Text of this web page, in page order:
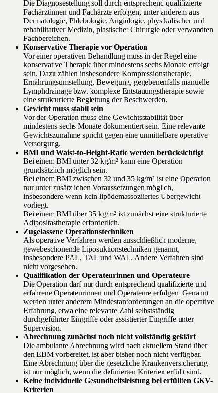
Die Diagnosestellung soll durch entsprechend qualifizierte
Fachärztinnen und Fachärzte erfolgen, unter anderem aus
Dermatologie, Phlebologie, Angiologie, physikalischer und
rehabilitativer Medizin, plastischer Chirurgie oder verwandten
Fachbereichen.
Konservative Therapie vor Operation
Vor einer operativen Behandlung muss in der Regel eine
konservative Therapie über mindestens sechs Monate erfolgt
sein. Dazu zählen insbesondere Kompressionstherapie,
Ernährungsumstellung, Bewegung, gegebenenfalls manuelle
Lymphdrainage bzw. komplexe Entstauungstherapie sowie
eine strukturierte Begleitung der Beschwerden.
Gewicht muss stabil sein
Vor der Operation muss eine Gewichtsstabilität über
mindestens sechs Monate dokumentiert sein. Eine relevante
Gewichtszunahme spricht gegen eine unmittelbare operative
Versorgung.
BMI und Waist-to-Height-Ratio werden berücksichtigt
Bei einem BMI unter 32 kg/m² kann eine Operation
grundsätzlich möglich sein.
Bei einem BMI zwischen 32 und 35 kg/m² ist eine Operation
nur unter zusätzlichen Voraussetzungen möglich,
insbesondere wenn kein lipödemassoziiertes Übergewicht
vorliegt.
Bei einem BMI über 35 kg/m² ist zunächst eine strukturierte
Adipositastherapie erforderlich.
Zugelassene Operationstechniken
Als operative Verfahren werden ausschließlich moderne,
gewebeschonende Liposuktionstechniken genannt,
insbesondere PAL, TAL und WAL. Andere Verfahren sind
nicht vorgesehen.
Qualifikation der Operateurinnen und Operateure
Die Operation darf nur durch entsprechend qualifizierte und
erfahrene Operateurinnen und Operateure erfolgen. Genannt
werden unter anderem Mindestanforderungen an die operative
Erfahrung, etwa eine relevante Zahl selbstständig
durchgeführter Eingriffe oder assistierter Eingriffe unter
Supervision.
Abrechnung zunächst noch nicht vollständig geklärt
Die ambulante Abrechnung wird nach aktuellem Stand über
den EBM vorbereitet, ist aber bisher noch nicht verfügbar.
Eine Abrechnung über die gesetzliche Krankenversicherung
ist nur möglich, wenn die definierten Kriterien erfüllt sind.
Keine individuelle Gesundheitsleistung bei erfüllten GKV-
Kriterien